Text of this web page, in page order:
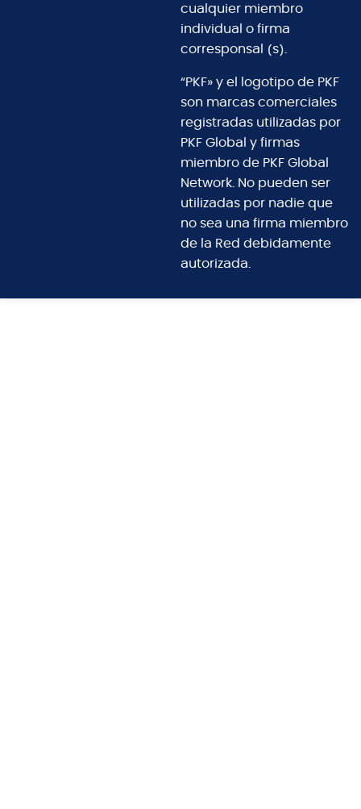
cualquier miembro
individual o firma
corresponsal (s).
“PKF» y el logotipo de PKF
son marcas comerciales
registradas utilizadas por
PKF Global y firmas
miembro de PKF Global
Network. No pueden ser
utilizadas por nadie que
no sea una firma miembro
de la Red debidamente
autorizada.